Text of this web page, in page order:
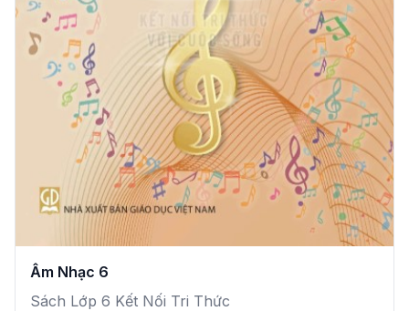
Âm Nhạc 6
Sách Lớp 6 Kết Nối Tri Thức